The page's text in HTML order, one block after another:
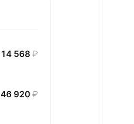
14 568 ₽
46 920 ₽